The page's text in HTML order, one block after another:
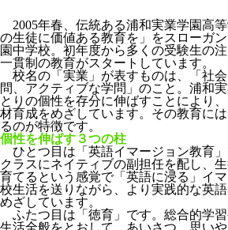
2005年春、伝統ある浦和実業学園高
の生徒に価値ある教育を」をスローガ
園中学校。初年度から多くの受験生の
一貫制の教育がスタートしています。
校名の「実業」が表すものは、「社
問、アクティブな学問」のこと。浦和
とりの個性を存分に伸ばすことにより
材育成をめざしています。その教育に
るのが特徴です。
個性を伸ばす３つの柱
ひとつ目は「英語イマージョン教育
クラスにネイティブの副担任を配し、
育てるという感覚で「英語に浸る」イ
校生活を送りながら、より実践的な英
めざしています。
ふたつ目は「徳育」です。総合的学
生活全般をとおして、あいさつ、思い